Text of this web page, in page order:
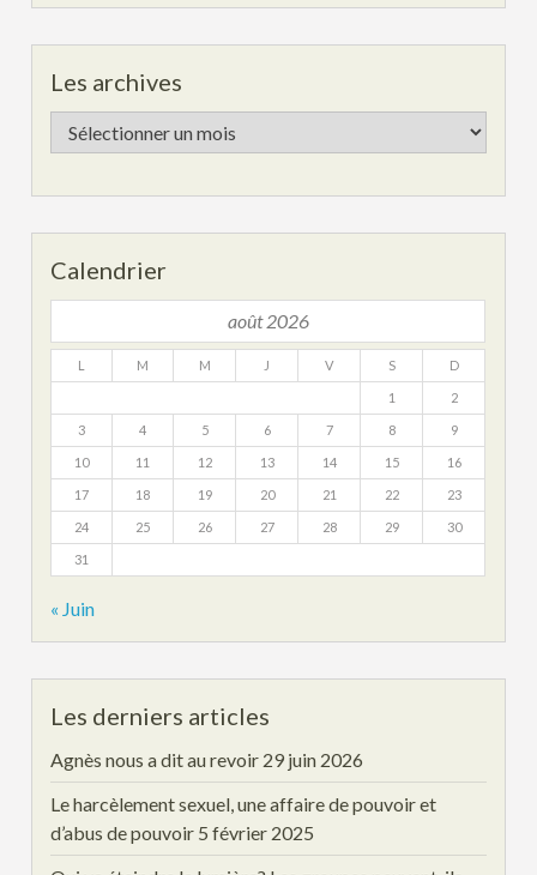
Les archives
Les
archives
Calendrier
août 2026
L M M J V S D
1 2
3 4 5 6 7 8 9
10 11 12 13 14 15 16
17 18 19 20 21 22 23
24 25 26 27 28 29 30
31
« Juin
Les derniers articles
Agnès nous a dit au revoir 29 juin 2026
Le harcèlement sexuel, une affaire de pouvoir et
d’abus de pouvoir 5 février 2025